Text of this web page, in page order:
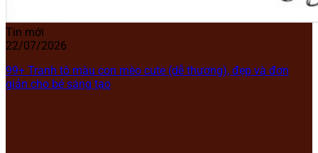
Tin mới
22/07/2026
99+ Tranh tô màu con mèo cute (dễ thương), đẹp và đơn
giản cho bé sáng tạo